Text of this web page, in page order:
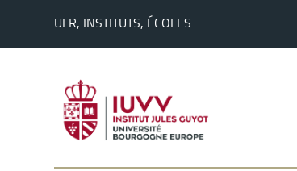
UFR, INSTITUTS, ÉCOLES